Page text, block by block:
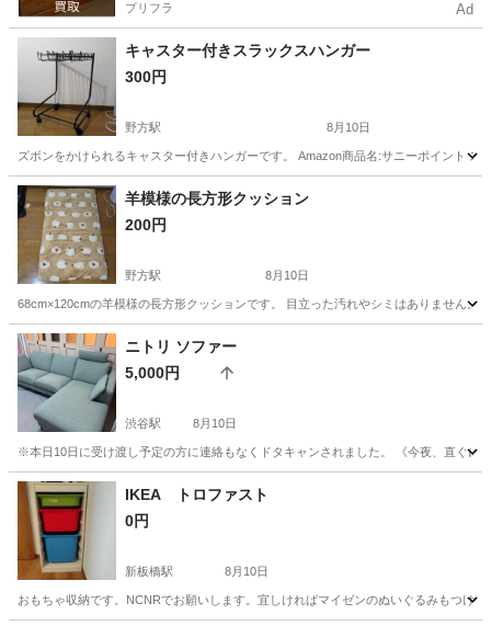
プリフラ Ad
キャスター付きスラックスハンガー
300円
野方駅 8月10日
ズボンをかけられるキャスター付きハンガーです。 Amazon商品名:サニーポイント
東京 中野区 野方駅 収納家具
羊模様の長方形クッション
200円
野方駅 8月10日
68cm×120cmの羊模様の長方形クッションです。 目立った汚れやシミはありません。
東京 中野区 野方駅
ニトリ ソファー
5,000円
渋谷駅 8月10日
※本日10日に受け渡し予定の方に連絡もなくドタキャンされました。 《今夜、直ぐに
東京 渋谷区
IKEA トロファスト
0円
新板橋駅 8月10日
おもちゃ収納です。NCNRでお願いします。宜しければマイゼンのぬいぐるみもつけ